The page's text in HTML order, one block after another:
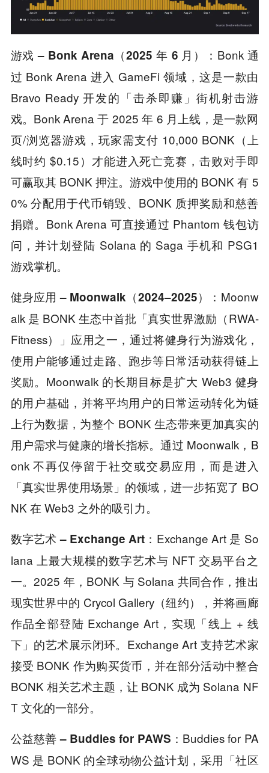
游戏 – Bonk Arena（2025 年 6 月）： Bonk 通
过 Bonk Arena 进入 GameFi 领域，这是一款由
Bravo Ready 开发的「击杀即赚」街机射击游
戏。Bonk Arena 于 2025 年 6 月上线，是一款网
页/浏览器游戏，玩家需支付 10,000 BONK（上
线时约 $0.15）才能进入死亡竞赛，击败对手即
可赢取其 BONK 押注。游戏中使用的 BONK 有 5
0% 分配用于代币销毁、BONK 质押奖励和慈善
捐赠。Bonk Arena 可直接通过 Phantom 钱包访
问，并计划登陆 Solana 的 Saga 手机和 PSG1
游戏掌机。
健身应用 – Moonwalk（2024–2025）： Moonw
alk 是 BONK 生态中首批「真实世界激励（RWA-
Fitness）」应用之一，通过将健身行为游戏化，
使用户能够通过走路、跑步等日常活动获得链上
奖励。Moonwalk 的长期目标是扩大 Web3 健身
的用户基础，并将平均用户的日常运动转化为链
上行为数据，为整个 BONK 生态带来更加真实的
用户需求与健康的增长指标。通过 Moonwalk，B
onk 不再仅停留于社交或交易应用，而是进入
「真实世界使用场景」的领域，进一步拓宽了 BO
NK 在 Web3 之外的吸引力。
数字艺术 – Exchange Art： Exchange Art 是 So
lana 上最大规模的数字艺术与 NFT 交易平台之
一。2025 年，BONK 与 Solana 共同合作，推出
现实世界中的 Crycol Gallery（纽约），并将画廊
作品全部登陆 Exchange Art，实现「线上 + 线
下」的艺术展示闭环。Exchange Art 支持艺术家
接受 BONK 作为购买货币，并在部分活动中整合
BONK 相关艺术主题，让 BONK 成为 Solana NF
T 文化的一部分。
公益慈善 – Buddies for PAWS： Buddies for PA
WS 是 BONK 的全球动物公益计划，采用「社区